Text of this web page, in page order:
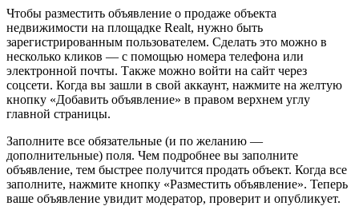
Чтобы разместить объявление о продаже объекта
недвижимости на площадке Realt, нужно быть
зарегистрированным пользователем. Сделать это можно в
несколько кликов — с помощью номера телефона или
электронной почты. Также можно войти на сайт через
соцсети. Когда вы зашли в свой аккаунт, нажмите на желтую
кнопку «Добавить объявление» в правом верхнем углу
главной страницы.
Заполните все обязательные (и по желанию —
дополнительные) поля. Чем подробнее вы заполните
объявление, тем быстрее получится продать объект. Когда все
заполните, нажмите кнопку «Разместить объявление». Теперь
ваше объявление увидит модератор, проверит и опубликует.